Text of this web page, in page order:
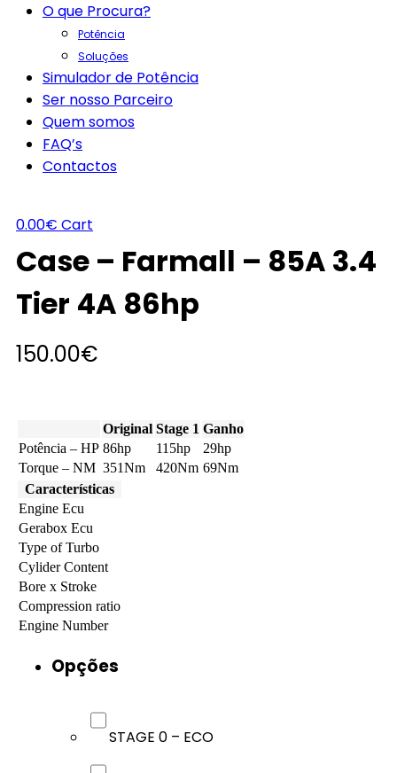
O que Procura?
Potência
Soluções
Simulador de Potência
Ser nosso Parceiro
Quem somos
FAQ’s
Contactos
0.00€ Cart
Case – Farmall – 85A 3.4
Tier 4A 86hp
150.00€
Original Stage 1 Ganho
Potência – HP 86hp 115hp
29hp
Torque – NM 351Nm 420Nm 69Nm
Características
Engine Ecu
Gerabox Ecu
Type of Turbo
Cylider Content
Bore x Stroke
Compression ratio
Engine Number
Opções
STAGE 0 – ECO